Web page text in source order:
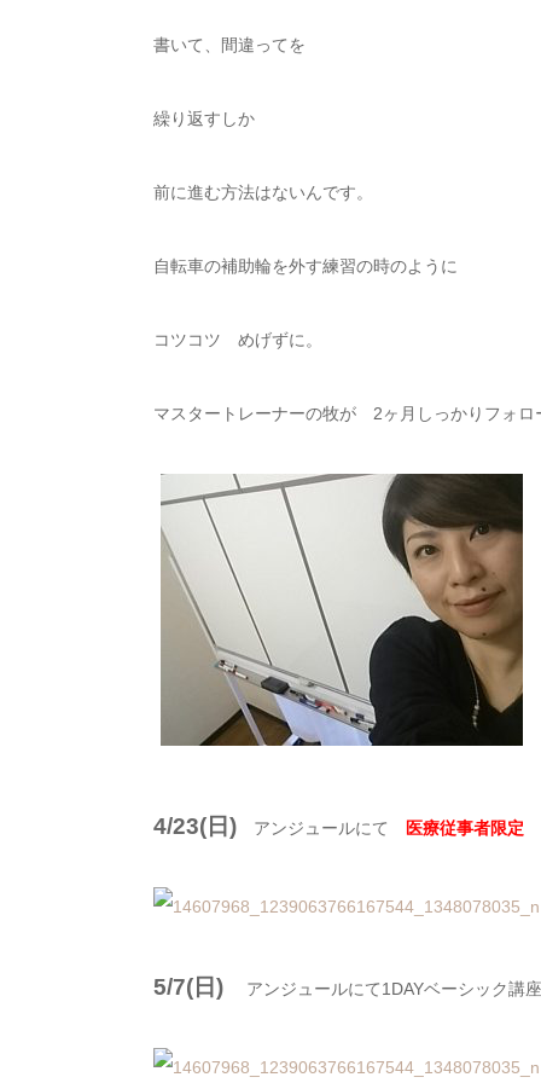
書いて、間違ってを
繰り返すしか
前に進む方法はないんです。
自転車の補助輪を外す練習の時のように
コツコツ めげずに。
マスタートレーナーの牧が 2ヶ月しっかりフォロ
4/23(日) アンジュールにて 医療従事者限定
5/7(日) アンジュールにて1DAYベーシック講座